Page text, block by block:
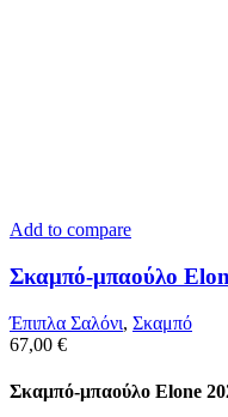
Add to compare
Σκαμπό-μπαούλο
Έπιπλα Σαλόνι, Σκαμπό
67,00 €
Σκαμπό-μπαούλο Elone